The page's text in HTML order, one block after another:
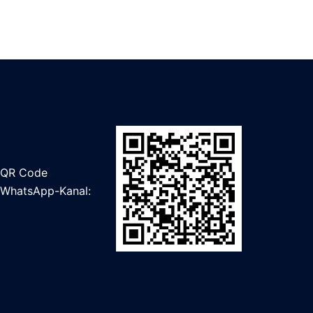
QR Code
WhatsApp-Kanal: